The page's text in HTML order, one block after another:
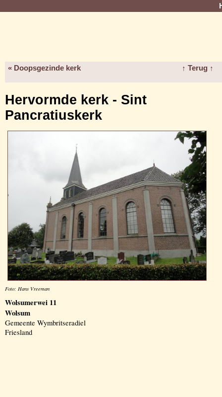
« Doopsgezinde kerk ↑ Terug ↑
Hervormde kerk - Sint
Pancratiuskerk
Foto: Hans Vreeman
Wolsumerwei 11
Wolsum
Gemeente Wymbritseradiel
Friesland